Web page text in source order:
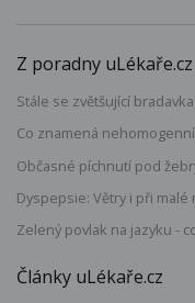
Z poradny uLékaře.cz
Stále se zvětšující bradavka
Co znamená
Občasné píchnutí pod
Dyspepsie: Větry i při
Zelený povlak na jazyku -
Články uLékaře.cz